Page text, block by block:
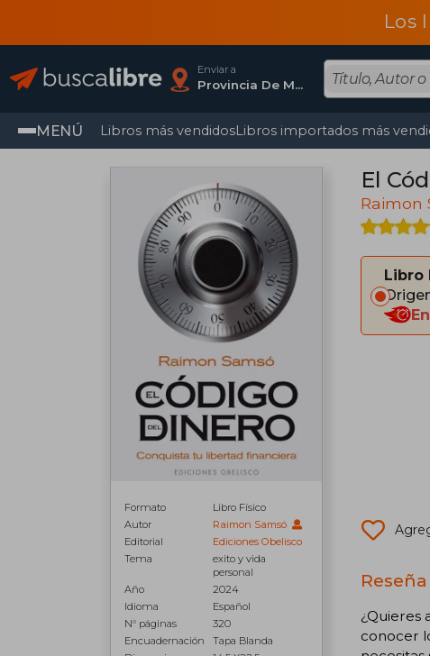
Los
Enviar a
Provincia De Madrid
MENÚ Libros más vendidosLibros importados más
Formato
Libro Físico
Autor
Raimon Samsó
Editorial
Ediciones Obelisco
Tema
exito y vida
personal
Año
2024
Idioma
Español
N° páginas
320
Encuadernación
Tapa Blanda
El
Raimon
Libro
¿Quieres
conocer